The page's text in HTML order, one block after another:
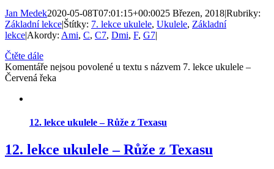
Jan Medek2020-05-08T07:01:15+00:0025 Březen, 2018|Rubriky:
Základní lekce|Štítky: 7. lekce ukulele, Ukulele, Základní
lekce|Akordy: Ami, C, C7, Dmi, F, G7|
Čtěte dále
Komentáře nejsou povolené u textu s názvem 7. lekce ukulele –
Červená řeka
12. lekce ukulele – Růže z Texasu
12. lekce ukulele – Růže z Texasu